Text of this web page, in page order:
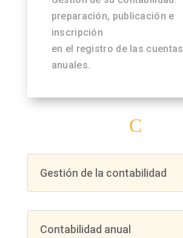
preparación, publicación e
inscripción
en el registro de las cuentas
anuales.
C
Gestión de la contabilidad
Contabilidad anual